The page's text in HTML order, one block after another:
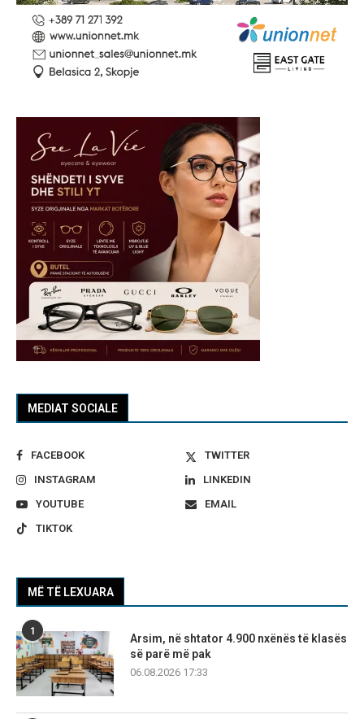
MEDIAT SOCIALE
FACEBOOK
TWITTER
INSTAGRAM
LINKEDIN
YOUTUBE
EMAIL
TIKTOK
MË TË LEXUARA
1
Arsim, në shtator 4.900 nxënës të klasës
së parë më pak
06.08.2026 17:33